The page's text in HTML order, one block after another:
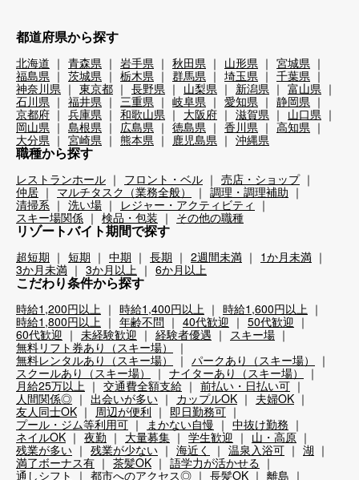
都道府県から探す
北海道 青森県 岩手県 秋田県 山形県
宮城県
福島県
茨城県 栃木県 群馬県 埼玉県
千葉県
神奈川県
東京都 長野県 山梨県 新潟県
富山県
石川県
福井県 三重県 岐阜県 愛知県
静岡県
京都府
兵庫県 和歌山県 大阪府 滋賀県
山口県
岡山県
島根県 広島県 徳島県 香川県
高知県
大分県
宮崎県 熊本県 鹿児島県 沖縄県
職種から探す
レストランホール フロント・ベル
売店・ショップ
仲居
マルチタスク（業務全般）
調理・調理補助
清掃系
洗い場
レジャー・アクティビティ
スキー場関係
検品・包装 その他の職種
リゾートバイト期間で探す
超短期 短期 中期 長期 2週間未満
1か月未満
3か月未満
3か月以上 6か月以上
こだわり条件から探す
時給1,200円以上 時給1,400円以上
時給1,600円以上
時給1,800円以上
年齢不問 40代歓迎
50代歓迎
60代歓迎
未経験歓迎 経験者優遇
スキー場
無料リフト券あり（スキー場）
無料レンタルあり（スキー場）
パークあり（スキー場）
スクールあり（スキー場）
ナイターあり（スキー場）
月給25万以上
交通費全額支給
前払い・日払い可
人間関係◎
出会いが多い カップルOK
夫婦OK
友人同士OK
周辺が便利
即日勤務可
プール・ジム等利用可
まかない自慢
中抜け勤務
ネイルOK
夜勤 大量募集 学生歓迎
山・高原
残業が多い
残業が少ない 海近く 温泉入浴可
湖
満了ボーナス有
茶髪OK
語学力が活かせる
通しシフト
都市へのアクセス◎ 長髪OK
離島